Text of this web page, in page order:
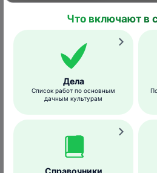
Яйца пеночки
/wikimedia.org
К гнездованию пеночки
обычно в начале мая,
Что включают в
Дела
Список работ по основным
дачным культурам
Справочники